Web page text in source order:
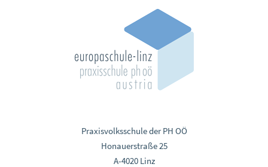
Praxisvolksschule der PH OÖ
Honauerstraße 25
A-4020 Linz